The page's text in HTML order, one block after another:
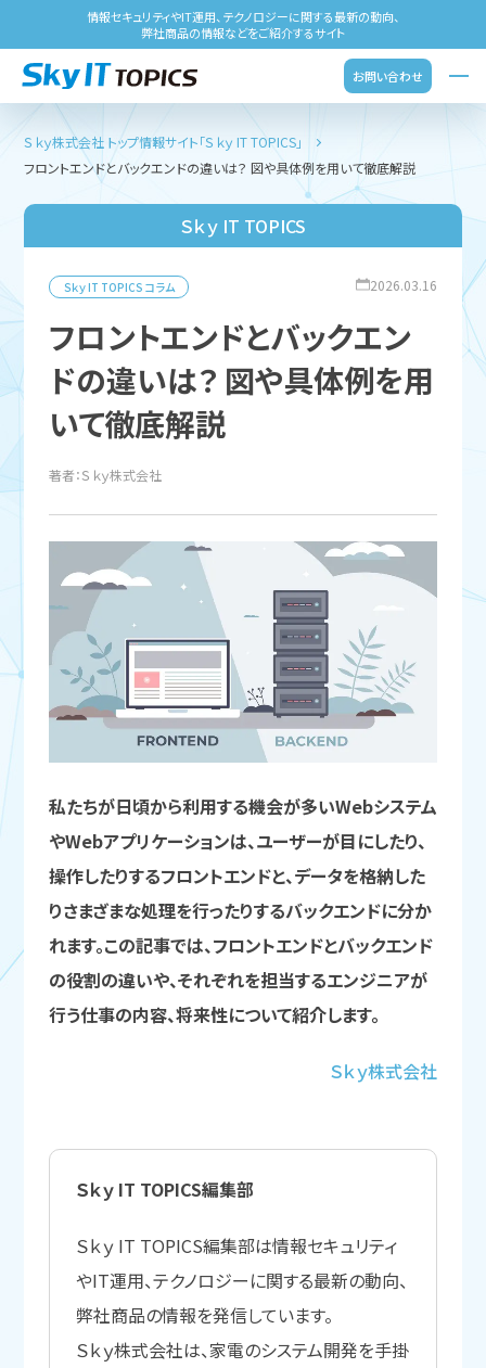
情報セキュリティやIT運用、テクノロジーに関する最新の動向、
弊社商品の情報などをご紹介するサイト
お問い合わせ
Ｓｋｙ株式会社 トップ情報サイト「Ｓｋｙ IT TOPICS」
フロントエンドとバックエンドの違いは？ 図や具体例を用いて徹底解説
Ｓｋｙ IT TOPICS
Ｓｋｙ IT TOPICS コラム 2026.03.16
フロントエンドとバックエン
ドの違いは？ 図や具体例を用
いて徹底解説
著者：Ｓｋｙ株式会社
私たちが日頃から利用する機会が多いWebシステム
やWebアプリケーションは、ユーザーが目にしたり、
操作したりするフロントエンドと、データを格納した
りさまざまな処理を行ったりするバックエンドに分か
れます。この記事では、フロントエンドとバックエンド
の役割の違いや、それぞれを担当するエンジニアが
行う仕事の内容、将来性について紹介します。
Ｓｋｙ株式会社
Ｓｋｙ IT TOPICS編集部
Ｓｋｙ IT TOPICS編集部は情報セキュリティ
やIT運用、テクノロジーに関する最新の動向、
弊社商品の情報を発信しています。
Ｓｋｙ株式会社は、家電のシステム開発を手掛